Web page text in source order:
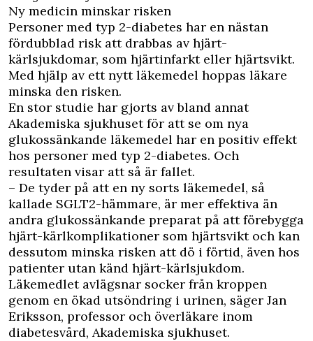
Ny medicin minskar risken
Personer med typ 2-diabetes har en nästan
fördubblad risk att drabbas av hjärt-
kärlsjukdomar, som hjärtinfarkt eller hjärtsvikt.
Med hjälp av ett nytt läkemedel hoppas läkare
minska den risken.
En stor studie har gjorts av bland annat
Akademiska sjukhuset för att se om nya
glukossänkande läkemedel har en positiv effekt
hos personer med typ 2-diabetes. Och
resultaten visar att så är fallet.
– De tyder på att en ny sorts läkemedel, så
kallade SGLT2-hämmare, är mer effektiva än
andra glukossänkande preparat på att förebygga
hjärt-kärlkomplikationer som hjärtsvikt och kan
dessutom minska risken att dö i förtid, även hos
patienter utan känd hjärt-kärlsjukdom.
Läkemedlet avlägsnar socker från kroppen
genom en ökad utsöndring i urinen, säger Jan
Eriksson, professor och överläkare inom
diabetesvård, Akademiska sjukhuset.